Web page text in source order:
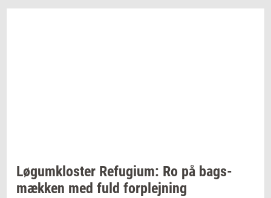
Løgum­klo­ster Re­fu­gi­um: Ro på bags­
mæk­ken med fuld for­plej­ning